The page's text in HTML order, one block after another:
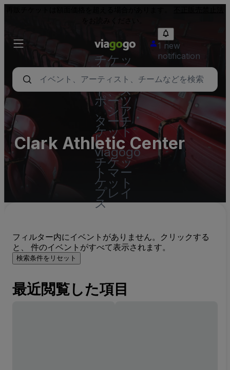
チケッ
ト - コ
ンサー
ト、ス
ポーツ
、シア
ターチ
ケット
|
viagogo
チケッ
トマー
ケット
プレイ
ス
1 new
notification
Clark Athletic Center
フィルター内にイベントがありません。クリックする
と、 件のイベントがすべて表示されます。
検索条件をリセット
最近閲覧した項目